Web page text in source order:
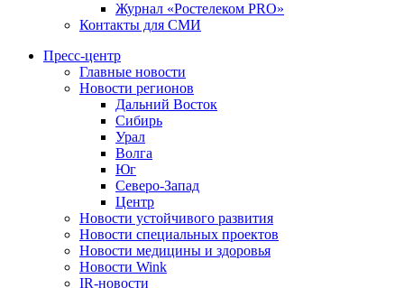
Журнал «Ростелеком PRO»
Контакты для СМИ
Пресс-центр
Главные новости
Новости регионов
Дальний Восток
Сибирь
Урал
Волга
Юг
Северо-Запад
Центр
Новости устойчивого развития
Новости специальных проектов
Новости медицины и здоровья
Новости Wink
IR-новости